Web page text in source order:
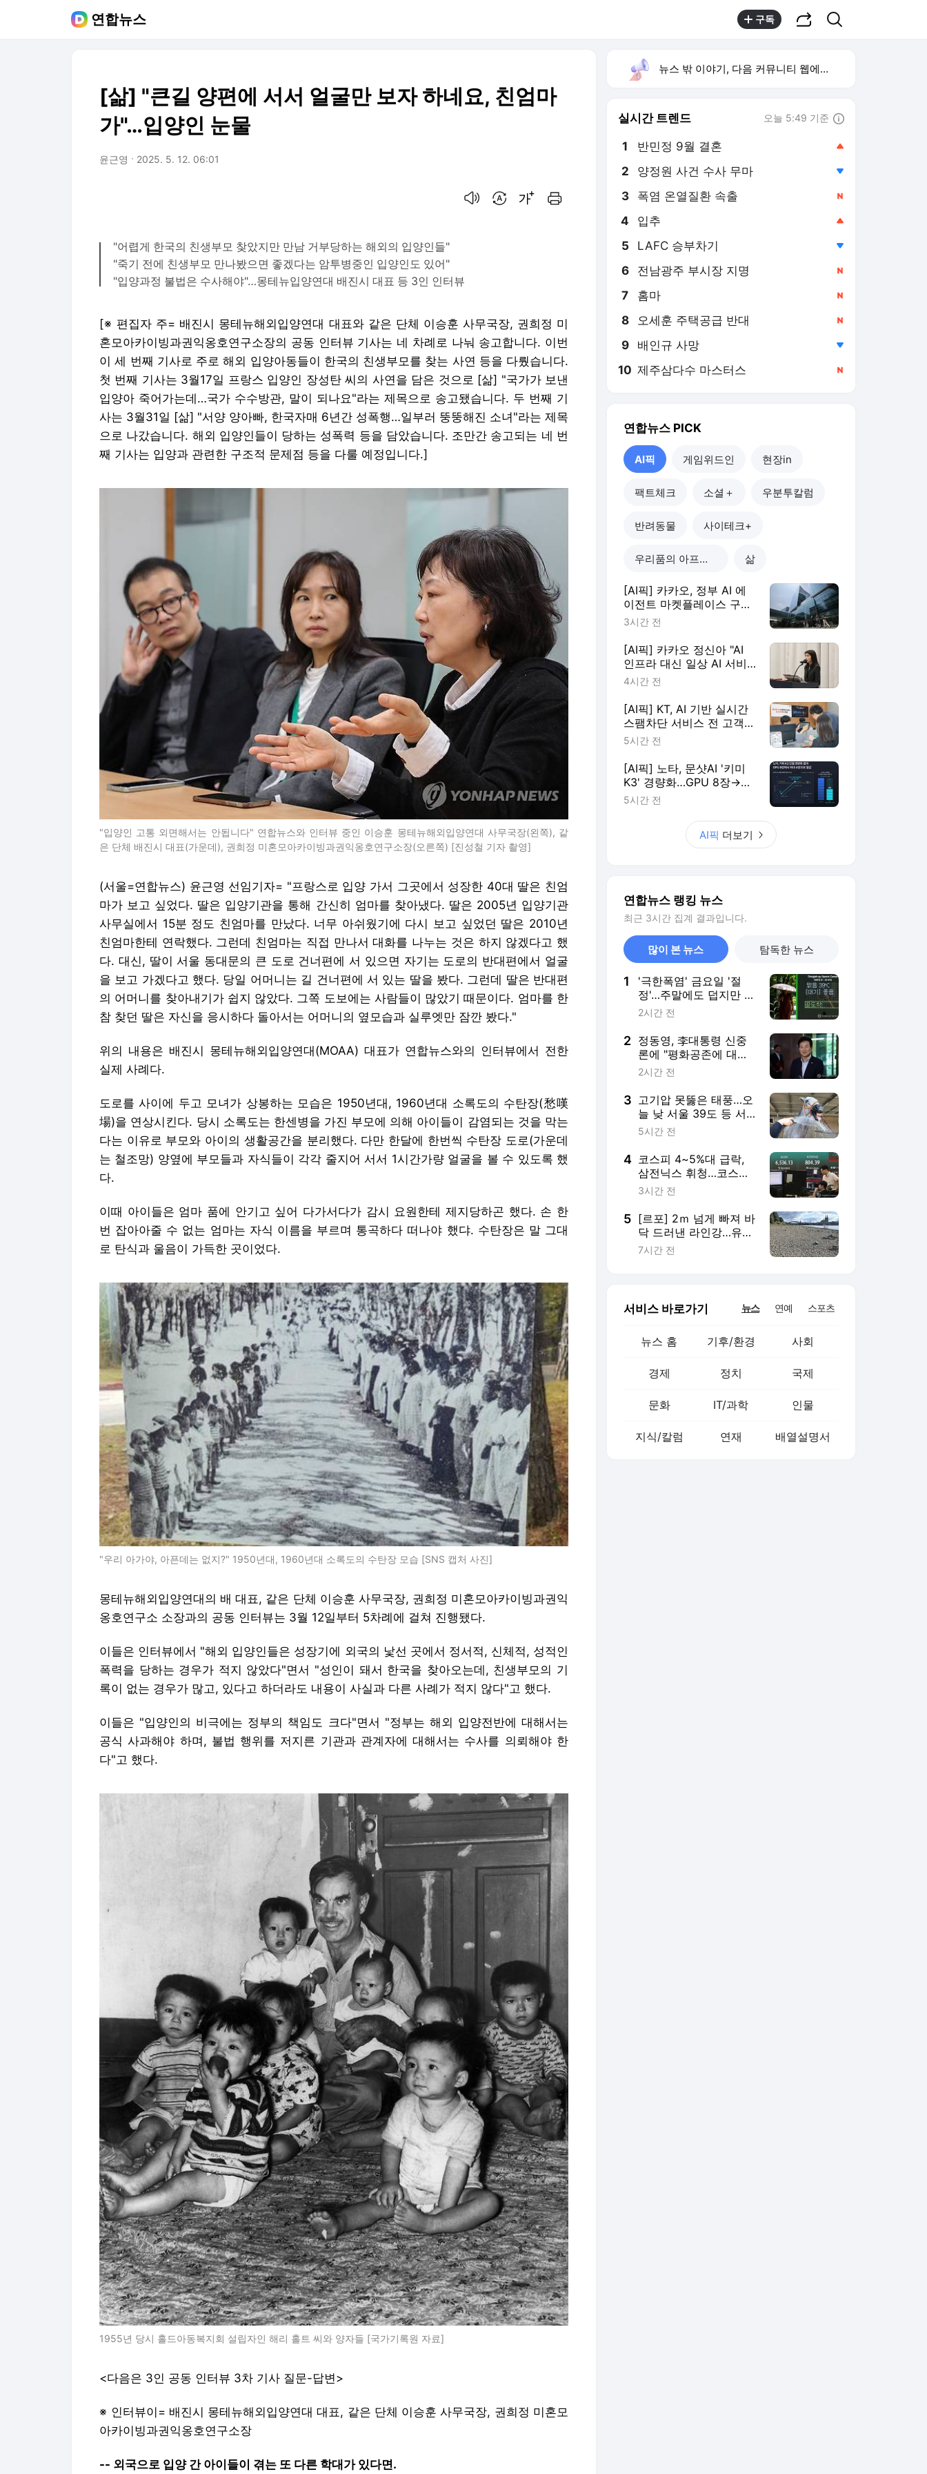
연합뉴스 구독
[삶] "큰길 양편에 서서 얼굴만 보자 하네요, 친엄마
가"…입양인 눈물
윤근영 2025. 5. 12. 06:01
"어렵게 한국의 친생부모 찾았지만 만남 거부당하는 해외의 입양인들"
"죽기 전에 친생부모 만나봤으면 좋겠다는 암투병중인 입양인도 있어"
"입양과정 불법은 수사해야"…몽테뉴입양연대 배진시 대표 등 3인 인터뷰
[※ 편집자 주= 배진시 몽테뉴해외입양연대 대표와 같은 단체 이승훈 사무국장, 권희정 미
혼모아카이빙과권익옹호연구소장의 공동 인터뷰 기사는 네 차례로 나눠 송고합니다. 이번
이 세 번째 기사로 주로 해외 입양아동들이 한국의 친생부모를 찾는 사연 등을 다뤘습니다.
첫 번째 기사는 3월17일 프랑스 입양인 장성탄 씨의 사연을 담은 것으로 [삶] "국가가 보낸
입양아 죽어가는데…국가 수수방관, 말이 되나요"라는 제목으로 송고됐습니다. 두 번째 기
사는 3월31일 [삶] "서양 양아빠, 한국자매 6년간 성폭행…일부러 뚱뚱해진 소녀"라는 제목
으로 나갔습니다. 해외 입양인들이 당하는 성폭력 등을 담았습니다. 조만간 송고되는 네 번
째 기사는 입양과 관련한 구조적 문제점 등을 다룰 예정입니다.]
"입양인 고통 외면해서는 안됩니다" 연합뉴스와 인터뷰 중인 이승훈 몽테뉴해외입양연대 사무국장(왼쪽), 같
은 단체 배진시 대표(가운데), 권희정 미혼모아카이빙과권익옹호연구소장(오른쪽) [진성철 기자 촬영]
(서울=연합뉴스) 윤근영 선임기자= "프랑스로 입양 가서 그곳에서 성장한 40대 딸은 친엄
마가 보고 싶었다. 딸은 입양기관을 통해 간신히 엄마를 찾아냈다. 딸은 2005년 입양기관
사무실에서 15분 정도 친엄마를 만났다. 너무 아쉬웠기에 다시 보고 싶었던 딸은 2010년
친엄마한테 연락했다. 그런데 친엄마는 직접 만나서 대화를 나누는 것은 하지 않겠다고 했
다. 대신, 딸이 서울 동대문의 큰 도로 건너편에 서 있으면 자기는 도로의 반대편에서 얼굴
을 보고 가겠다고 했다. 당일 어머니는 길 건너편에 서 있는 딸을 봤다. 그런데 딸은 반대편
의 어머니를 찾아내기가 쉽지 않았다. 그쪽 도보에는 사람들이 많았기 때문이다. 엄마를 한
참 찾던 딸은 자신을 응시하다 돌아서는 어머니의 옆모습과 실루엣만 잠깐 봤다."
위의 내용은 배진시 몽테뉴해외입양연대(MOAA) 대표가 연합뉴스와의 인터뷰에서 전한
실제 사례다.
도로를 사이에 두고 모녀가 상봉하는 모습은 1950년대, 1960년대 소록도의 수탄장(愁嘆
場)을 연상시킨다. 당시 소록도는 한센병을 가진 부모에 의해 아이들이 감염되는 것을 막는
다는 이유로 부모와 아이의 생활공간을 분리했다. 다만 한달에 한번씩 수탄장 도로(가운데
는 철조망) 양옆에 부모들과 자식들이 각각 줄지어 서서 1시간가량 얼굴을 볼 수 있도록 했
다.
이때 아이들은 엄마 품에 안기고 싶어 다가서다가 감시 요원한테 제지당하곤 했다. 손 한
번 잡아아줄 수 없는 엄마는 자식 이름을 부르며 통곡하다 떠나야 했댜. 수탄장은 말 그대
로 탄식과 울음이 가득한 곳이었다.
"우리 아가야, 아픈데는 없지?" 1950년대, 1960년대 소록도의 수탄장 모습 [SNS 캡처 사진]
몽테뉴해외입양연대의 배 대표, 같은 단체 이승훈 사무국장, 권희정 미혼모아카이빙과권익
옹호연구소 소장과의 공동 인터뷰는 3월 12일부터 5차례에 걸쳐 진행됐다.
이들은 인터뷰에서 "해외 입양인들은 성장기에 외국의 낯선 곳에서 정서적, 신체적, 성적인
폭력을 당하는 경우가 적지 않았다"면서 "성인이 돼서 한국을 찾아오는데, 친생부모의 기
록이 없는 경우가 많고, 있다고 하더라도 내용이 사실과 다른 사례가 적지 않다"고 했다.
이들은 "입양인의 비극에는 정부의 책임도 크다"면서 "정부는 해외 입양전반에 대해서는
공식 사과해야 하며, 불법 행위를 저지른 기관과 관계자에 대해서는 수사를 의뢰해야 한
다"고 했다.
1955년 당시 홀드아동복지회 설립자인 해리 홀트 씨와 양자들 [국가기록원 자료]
<다음은 3인 공동 인터뷰 3차 기사 질문-답변>
※ 인터뷰이= 배진시 몽테뉴해외입양연대 대표, 같은 단체 이승훈 사무국장, 권희정 미혼모
아카이빙과권익옹호연구소장
-- 외국으로 입양 간 아이들이 겪는 또 다른 학대가 있다면.
뉴스 밖 이야기, 다음 커뮤니티 웹에서 보기
실시간 트렌드 오늘 5:49 기준
1 반민정 9월 결혼
2 양정원 사건 수사 무마
3 폭염 온열질환 속출
4 입추
5 LAFC 승부차기
6 전남광주 부시장 지명
7 홈마
8 오세훈 주택공급 반대
9 배인규 사망
10 제주삼다수 마스터스
연합뉴스 PICK
AI픽 게임위드인 현장in
팩트체크 소셜＋ 우분투칼럼
반려동물 사이테크+
우리품의 아프리카인 삶
[AI픽] 카카오, 정부 AI 에
이전트 마켓플레이스 구축
한다
3시간 전
[AI픽] 카카오 정신아 "AI
인프라 대신 일상 AI 서비
스에 집중"
4시간 전
[AI픽] KT, AI 기반 실시간
스팸차단 서비스 전 고객
확대
5시간 전
[AI픽] 노타, 문샷AI '키미
K3' 경량화…GPU 8장→4
장 줄여
5시간 전
AI픽 더보기
연합뉴스 랭킹 뉴스
최근 3시간 집계 결과입니다.
많이 본 뉴스 탐독한 뉴스
1
'극한폭염' 금요일 '절
정'…주말에도 덥지만 한
풀 꺾인다
2시간 전
2 정동영, 李대통령 신중
론에 "평화공존에 대한
확실한 의지"(종합)
2시간 전
3 고기압 못뚫은 태풍…오
늘 낮 서울 39도 등 서
쪽 기록적 폭염
5시간 전
4 코스피 4~5%대 급락,
삼전닉스 휘청…코스닥
도 하락
3시간 전
5 [르포] 2ｍ 넘게 빠져 바
닥 드러낸 라인강…유럽
의 대동맥이 말랐다
7시간 전
서비스 바로가기 뉴스 연예 스포츠
뉴스 홈 기후/환경 사회
경제 정치 국제
문화 IT/과학 인물
지식/칼럼 연재 배열설명서